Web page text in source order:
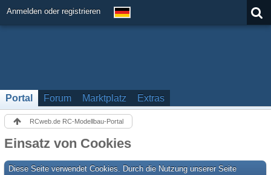
Anmelden oder registrieren
Portal Forum Marktplatz Extras
RCweb.de RC-Modellbau-Portal
Einsatz von Cookies
Diese Seite verwendet Cookies. Durch die Nutzung unserer Seite